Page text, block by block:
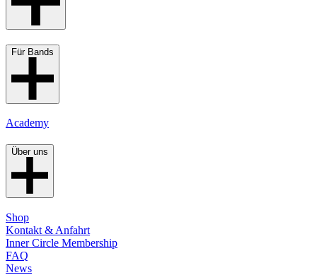
Für Bands
Academy
Über uns
Shop
Kontakt & Anfahrt
Inner Circle Membership
FAQ
News